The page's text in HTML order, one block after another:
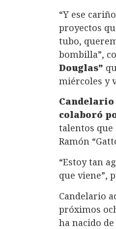
“Y ese
proyectos
tubo,
bombilla”,
Douglas”
miércoles y
Candelario
colaboró
talentos que
Ramón
“Estoy tan
que viene”,
Candelario
próximos
ha nacido